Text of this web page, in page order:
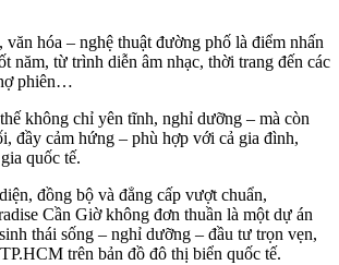
hóa – nghệ thuật đường phố là điểm nhấn
năm, từ trình diễn âm nhạc, thời trang đến các
phiên…
không chỉ yên tĩnh, nghỉ dưỡng – mà còn
đầy cảm hứng – phù hợp với cả gia đình,
quốc tế.
đồng bộ và đẳng cấp vượt chuẩn,
Cần Giờ không đơn thuần là một dự án
thái sống – nghỉ dưỡng – đầu tư trọn vẹn,
trên bản đồ đô thị biển quốc tế.